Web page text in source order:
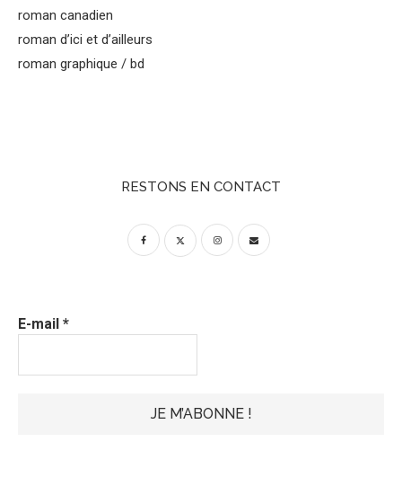
roman canadien
roman d’ici et d’ailleurs
roman graphique / bd
RESTONS EN CONTACT
E-mail *